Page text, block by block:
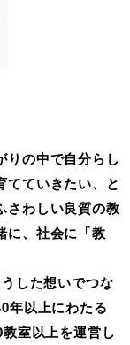
りの中で自分らし
てていきたい、と
さわしい良質の教
に、社会に「教
した想いでつな
年以上にわたる
室以上を運営し